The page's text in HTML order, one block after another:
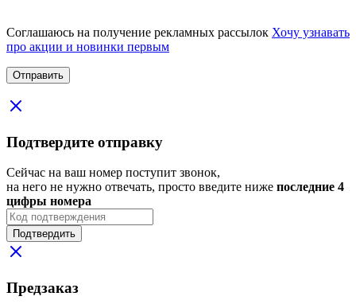
Соглашаюсь на получение рекламных рассылок Хочу узнавать
про акции и новинки первым
Подтвердите отправку
Сейчас на ваш номер поступит звонок,
на него не нужно отвечать, просто введите ниже последние 4
цифры номера
Подтвердить
Предзаказ